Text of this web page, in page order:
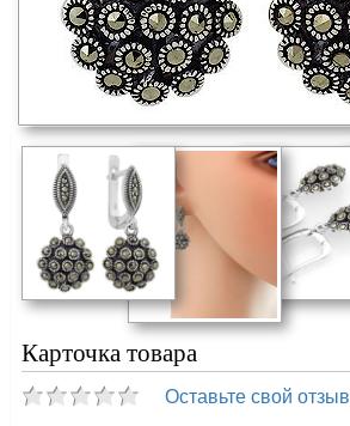
Карточка товара
Оставьте свой отзыв